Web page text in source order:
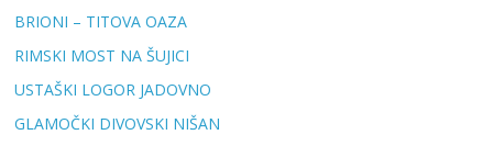
BRIONI – TITOVA OAZA
RIMSKI MOST NA ŠUJICI
USTAŠKI LOGOR JADOVNO
GLAMOČKI DIVOVSKI NIŠAN